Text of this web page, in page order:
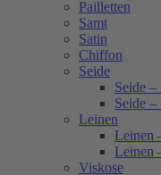
Pailletten
Samt
Satin
Chiffon
Seide
Seide
Seide –
Leinen
Leinen
Leinen
Viskose